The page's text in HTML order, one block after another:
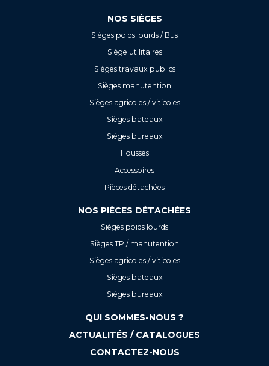
NOS SIÈGES
Sièges poids lourds / Bus
Siège utilitaires
Sièges travaux publics
Sièges manutention
Sièges agricoles / viticoles
Sièges bateaux
Sièges bureaux
Housses
Accessoires
Pièces détachées
NOS PIÈCES DÉTACHÉES
Sièges poids lourds
Sièges TP / manutention
Sièges agricoles / viticoles
Sièges bateaux
Sièges bureaux
QUI SOMMES-NOUS ?
ACTUALITÉS / CATALOGUES
CONTACTEZ-NOUS